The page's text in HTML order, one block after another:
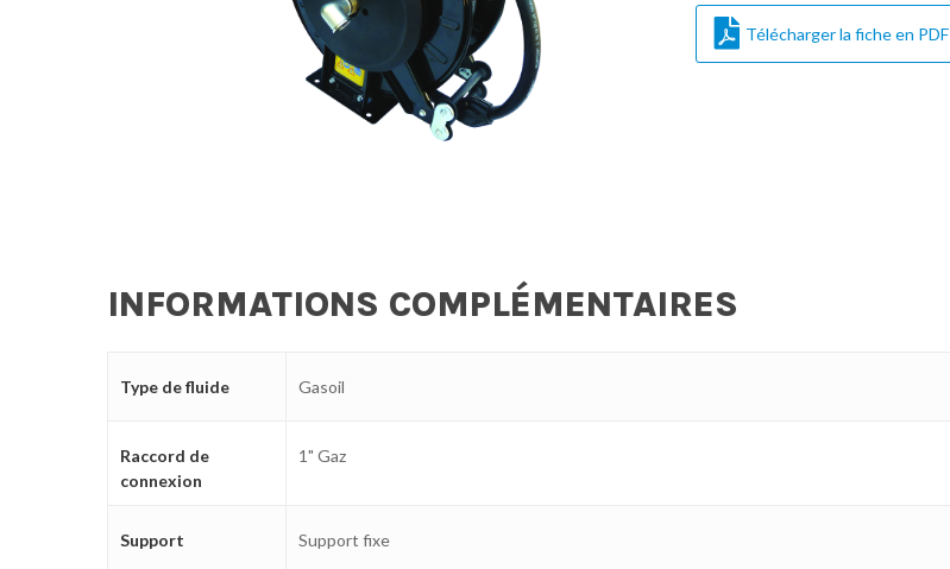
Télécharger la fiche en PDF
INFORMATIONS COMPLÉMENTAIRES
Type de fluide Gasoil
Raccord de
connexion
1" Gaz
Support Support fixe